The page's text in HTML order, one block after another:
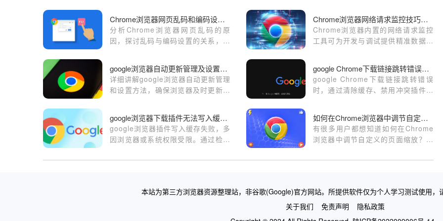
Chrome浏览器网页乱码和编码设置有关吗
分析Chrome浏览器网页乱码的原
因，探讨乱码与编码设置的关系，提
Chrome浏览器网络请求监控技巧分享
Chrome浏览器内置的网络请求监控
工具可为开发与调试提供精准数据支
位问题并优化网页加载速度，提升整
体开发与浏览体验。
google浏览器自动更新管理及设置教程
详细讲解google浏览器自动更新管理
和设置方法，确保浏览器及时更新，
google Chrome下载链接跳转错误的修复方法
google Chrome下载链接跳转错误
时，通过清除缓存、禁用冲突插件及
google浏览器下载插件无法写入缓存是否关闭了写权限
google浏览器插件写入缓存失败，多
因浏览器或系统权限受限。通过检查
常缓存功能。
如何在Chrome浏览器中调节自定义的页面缩放
有很多用户都想知道如何在Chrome
浏览器中调节自定义的页面缩放？于
面缩放的操作步骤，一起看看吧。
本站为第三方浏览器资源整理站，非谷歌(Google)官方网站。所提供软件仅为个人学习测试使用，
关于我们
免责声明
隐私政策